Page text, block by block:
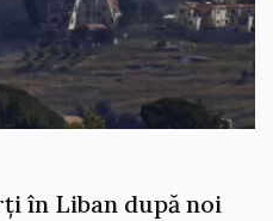
în Liban după noi